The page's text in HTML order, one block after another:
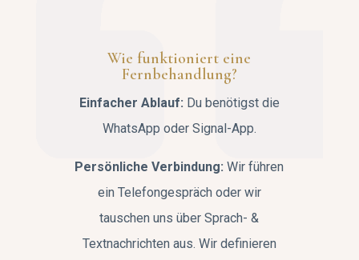
Wie funktioniert eine
Fernbehandlung?
Einfacher Ablauf: Du benötigst die
WhatsApp oder Signal-App.
Persönliche Verbindung: Wir führen
ein Telefongespräch oder wir
tauschen uns über Sprach- &
Textnachrichten aus. Wir definieren